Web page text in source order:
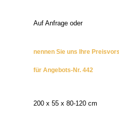
Auf Anfrage oder
nennen Sie uns Ihre
für Angebots-Nr. 442
200 x 55 x 80-120 cm